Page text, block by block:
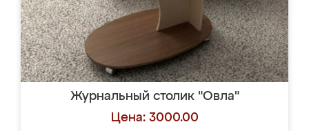
Журнальный столик "Овла"
Цена: 3000.00